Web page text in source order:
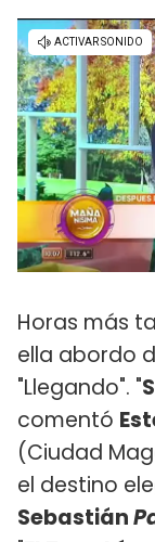
Horas más
ella abordo
"Llegando". "
comentó
(Ciudad
el destino
Sebastián